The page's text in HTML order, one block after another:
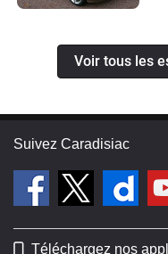
Voir tous les
Suivez Caradisiac
Téléchargez nos